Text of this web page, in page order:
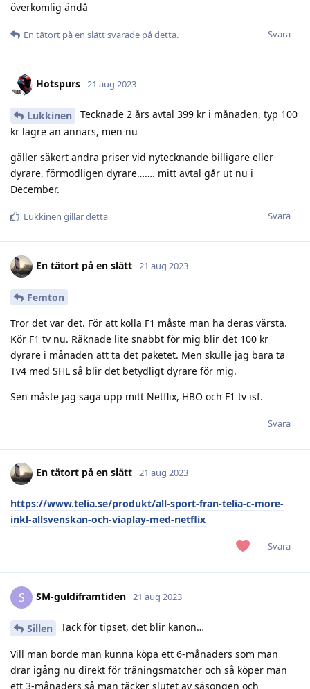
överkomlig ändå
Svara
En tätort på en slättsvarade på detta.
Hotspurs 21 aug 2023
Lukkinen
Tecknade 2 års avtal 399 kr i månaden, typ 100
kr lägre än annars, men nu
gäller säkert andra priser vid nytecknande billigare eller
dyrare, förmodligen dyrare……. mitt avtal går ut nu i
December.
Svara
Lukkinen gillar detta
En tätort på en slätt 21 aug 2023
Femton
Tror det var det. För att kolla F1 måste man ha deras värsta.
Kör F1 tv nu. Räknade lite snabbt för mig blir det 100 kr
dyrare i månaden att ta det paketet. Men skulle jag bara ta
Tv4 med SHL så blir det betydligt dyrare för mig.
Sen måste jag säga upp mitt Netflix, HBO och F1 tv isf.
Svara
En tätort på en slätt 21 aug 2023
https://www.telia.se/produkt/all-sport-fran-telia-c-more-
inkl-allsvenskan-och-viaplay-med-netflix
Svara
S SM-guldiframtiden 21 aug 2023
Sillen Tack för tipset, det blir kanon…
Vill man borde man kunna köpa ett 6-månaders som man
drar igång nu direkt för träningsmatcher och så köper man
ett 3-månaders så man täcker slutet av säsongen och